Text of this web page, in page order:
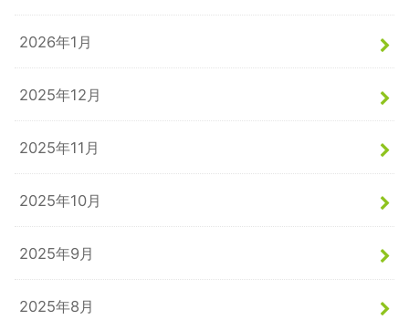
2026年1月
2025年12月
2025年11月
2025年10月
2025年9月
2025年8月